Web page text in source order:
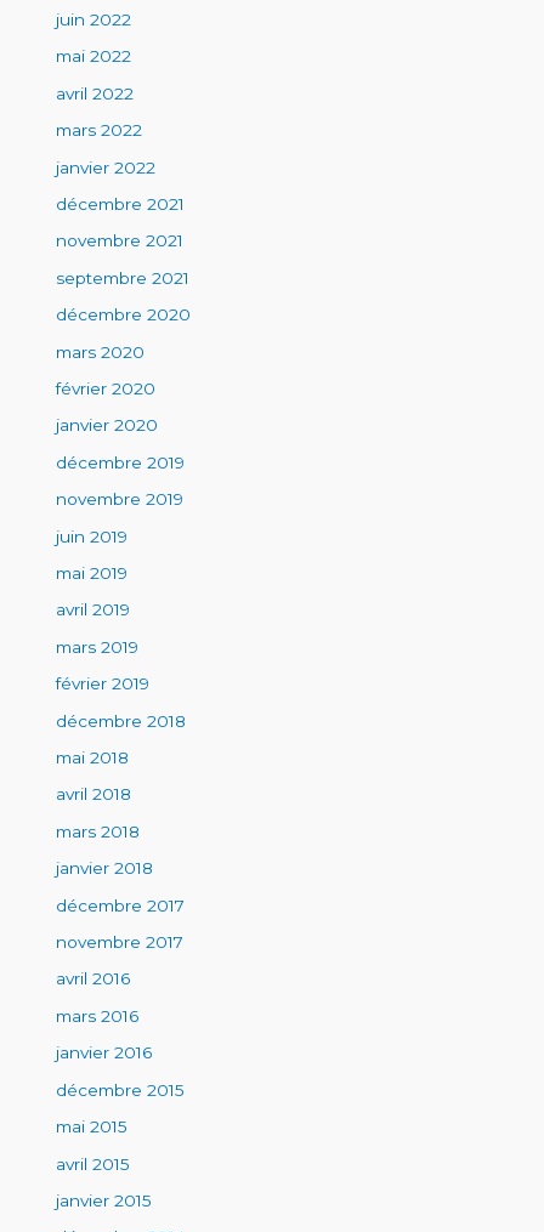
juin 2022
mai 2022
avril 2022
mars 2022
janvier 2022
décembre 2021
novembre 2021
septembre 2021
décembre 2020
mars 2020
février 2020
janvier 2020
décembre 2019
novembre 2019
juin 2019
mai 2019
avril 2019
mars 2019
février 2019
décembre 2018
mai 2018
avril 2018
mars 2018
janvier 2018
décembre 2017
novembre 2017
avril 2016
mars 2016
janvier 2016
décembre 2015
mai 2015
avril 2015
janvier 2015